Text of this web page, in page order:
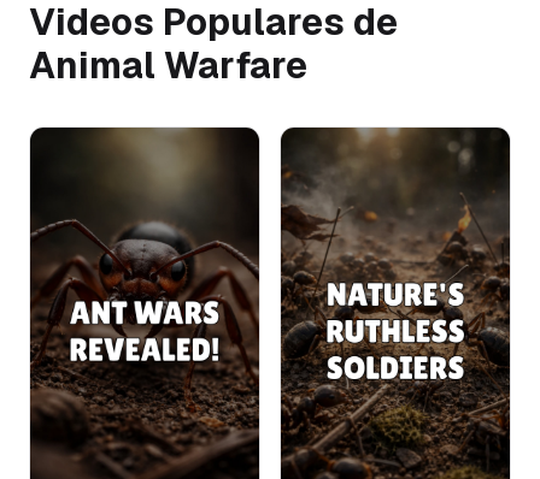
Videos Populares de
Animal Warfare